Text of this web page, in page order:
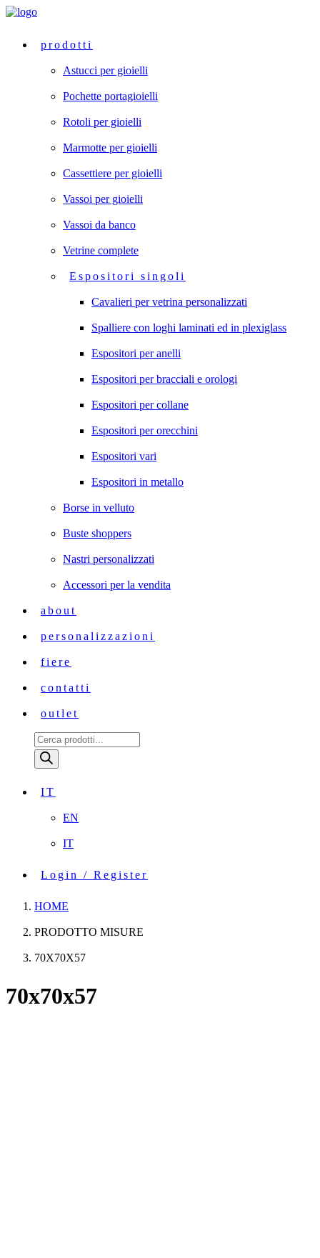
prodotti
Astucci per gioielli
Pochette portagioielli
Rotoli per gioielli
Marmotte per gioielli
Cassettiere per gioielli
Vassoi per gioielli
Vassoi da banco
Vetrine complete
Espositori singoli
Cavalieri per vetrina personalizzati
Spalliere con loghi laminati ed in plexiglass
Espositori per anelli
Espositori per bracciali e orologi
Espositori per collane
Espositori per orecchini
Espositori vari
Espositori in metallo
Borse in velluto
Buste shoppers
Nastri personalizzati
Accessori per la vendita
about
personalizzazioni
fiere
contatti
outlet
Ricerca
prodotti
IT
EN
IT
Login / Register
HOME
PRODOTTO MISURE
70X70X57
70x70x57